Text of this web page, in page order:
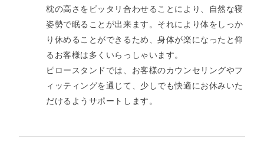
枕の高さをピッタリ合わせることにより、自然な寝
姿勢で眠ることが出来ます。それにより体をしっか
り休めることができるため、身体が楽になったと仰
るお客様は多くいらっしゃいます。
ピロースタンドでは、お客様のカウンセリングやフ
ィッティングを通じて、少しでも快適にお休みいた
だけるようサポートします。